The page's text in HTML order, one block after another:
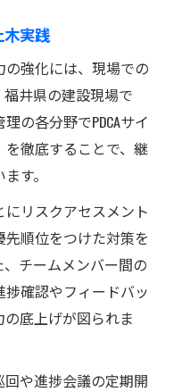
実践
強化には、現場での
井県の建設現場で
の各分野でPDCAサイ
徹底することで、継
す。
リスクアセスメント
順位をつけた対策を
チームメンバー間の
確認やフィードバッ
底上げが図られま
や進捗会議の定期開